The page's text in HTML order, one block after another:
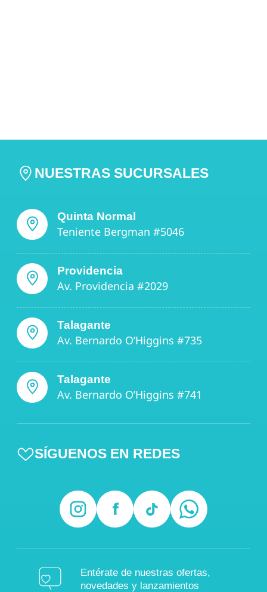
NUESTRAS SUCURSALES
Quinta Normal
Teniente Bergman #5046
Providencia
Av. Providencia #2029
Talagante
Av. Bernardo O’Higgins #735
Talagante
Av. Bernardo O’Higgins #741
SÍGUENOS EN REDES
Entérate de nuestras ofertas,
novedades y lanzamientos